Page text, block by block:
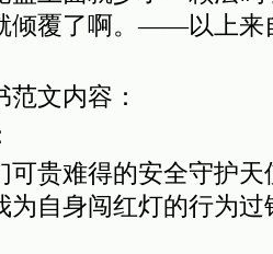
倾覆了啊。——以上来
文内容：
可贵难得的安全守护
为自身闯红灯的行为